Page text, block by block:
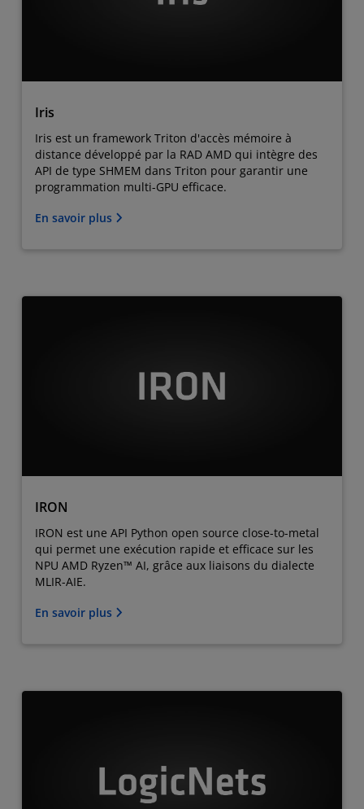
Iris
Iris est un framework Triton d'accès mémoire à
distance développé par la RAD AMD qui intègre des
API de type SHMEM dans Triton pour garantir une
programmation multi-GPU efficace.
En savoir plus
IRON
IRON est une API Python open source close-to-metal
qui permet une exécution rapide et efficace sur les
NPU AMD Ryzen™ AI, grâce aux liaisons du dialecte
MLIR-AIE.
En savoir plus